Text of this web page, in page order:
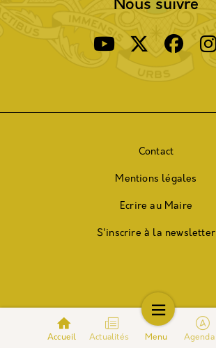
Nous suivre
Contact
Mentions légales
Ecrire au Maire
S'inscrire à la newsletter
Accueil Actualités Menu Agenda